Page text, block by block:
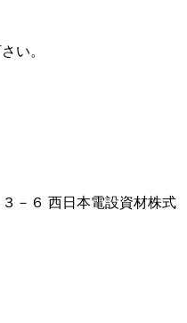
い。
－６ 西日本電設資材株式